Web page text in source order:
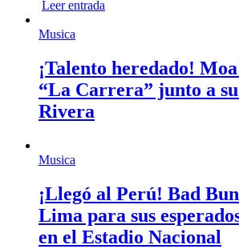
Leer entrada
Musica
¡Talento heredado!
“La Carrera” junto a
Rivera
Musica
¡Llegó al Perú! Bad
Lima para sus
en el Estadio Nacional